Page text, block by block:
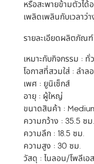
หรือสะพายข้ามตัวได้
เพลิดเพลินกับเวลา
รายละเอียดผลิตภัณฑ์
เหมาะกับกิจกรรม : ทั่
โอกาสที่สวมใส่ : ลำล
เพศ : ยูนิเซ็กส์
อายุ : ผู้ใหญ่
ขนาดสินค้า :
ความกว้าง : 35.5 ซม.
ความลึก : 18.5 ซม.
ความสูง : 30 ซม.
วัสดุ : ไนลอน/โพลีเอ